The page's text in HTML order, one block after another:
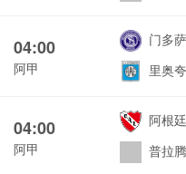
04:00
阿甲
门多
里奥
04:00
阿甲
阿根
普拉